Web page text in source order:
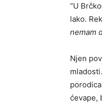
“U
lako.
nemam
Njen
ćevape,